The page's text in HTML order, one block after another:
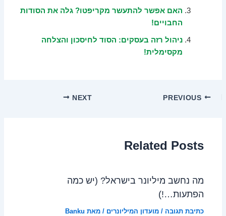
האם אפשר להתעשר מקריפטו? גלה את הסודות
החבויים!
ניהול רזה בעסקים: הסוד לחיסכון והצלחה
מקסימלית!
NEXT
Related Posts
מה נחשב מיליונר בישראל? (יש כמה
הפתעות…!)
כתיבת תגובה /מועדון המיליונרים / מאת Banku